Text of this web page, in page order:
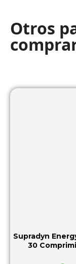
Otros
Supradyn
30